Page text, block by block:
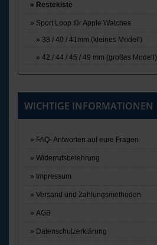
Restekiste
Sport Loop für Apple Watches
38 / 40 / 41mm (kleines Modell)
42 / 44 / 45 / 49 mm (großes Modell)
WICHTIGE INFORMATIONEN
FAQ- Antworten auf eure Fragen
Widerrufsbelehrung
Impressum
Versand und Zahlungsmethoden
AGB
Datenschutzerklärung